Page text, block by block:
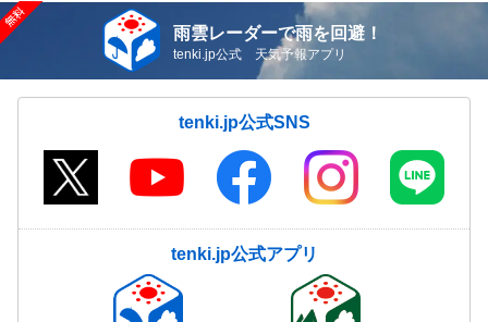
雨雲レーダーで雨を回避！
tenki.jp公式 天気予報アプリ
tenki.jp公式SNS
tenki.jp公式アプリ